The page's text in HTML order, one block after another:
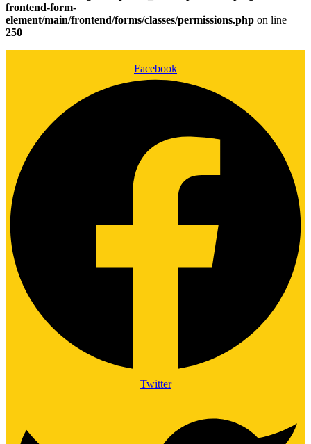
frontend-form-
element/main/frontend/forms/classes/permissions.php on line
250
Facebook
Twitter